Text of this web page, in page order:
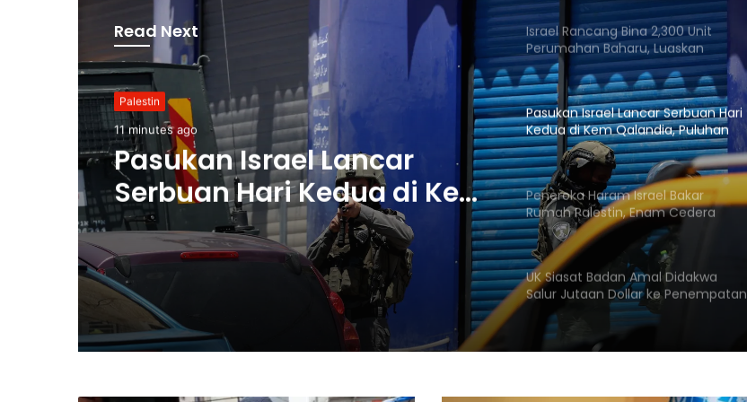
Read Next
Palestin
11 minutes ago
Pasukan Israel Lancar
Serbuan Hari Kedua di Kem
Qalandia, Puluhan Cedera
Israel Rancang Bina 2,300 Unit
Perumahan Baharu, Luaskan
Penempatan Haram di
Baitulmaqdis Timur
Pasukan Israel Lancar Serbuan Hari
Kedua di Kem Qalandia, Puluhan
Cedera
Peneroka Haram Israel Bakar
Rumah Palestin, Enam Cedera
dalam Serbuan Terbaru di Tebing
Barat
UK Siasat Badan Amal Didakwa
Salur Jutaan Dollar ke Penempatan
Haram Israel
Membabitkan Semua Sektor